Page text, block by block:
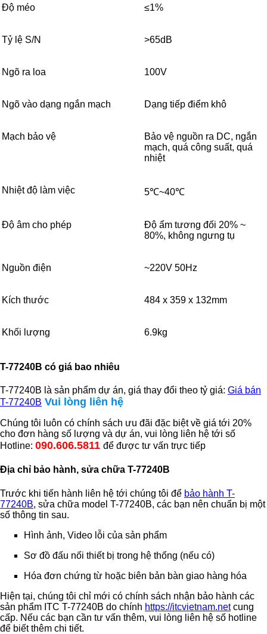
Độ méo ≤1%
Tỷ lệ S/N >65dB
Ngõ ra loa 100V
Ngõ vào dạng ngắn mạch Dạng tiếp điểm khô
Mạch bảo vệ
Bảo vệ nguồn ra DC, ngắn
mạch, quá công suất, quá
nhiệt
Nhiệt độ làm việc 5℃~40℃
Độ âm cho phép
Độ ẩm tương đối 20% ~
80%, không ngưng tụ
Nguồn điện ~220V 50Hz
Kích thước 484 x 359 x 132mm
Khối lượng 6.9kg
T-77240B có giá bao nhiêu
T-77240B là sản phẩm dự án, giá thay đổi theo tỷ giá: Giá bán
T-77240B Vui lòng liên hệ
Chúng tôi luôn có chính sách ưu đãi đặc biệt về giá tới 20%
cho đơn hàng số lượng và dự án, vui lòng liên hệ tới số
Hotline: 090.606.5811 để được tư vấn trực tiếp
Địa chỉ bảo hành, sửa chữa T-77240B
Trước khi tiến hành liên hệ tới chúng tôi để bảo hành T-
77240B, sửa chữa model T-77240B, các bạn nên chuẩn bị một
số thông tin sau.
Hình ảnh, Video lỗi của sản phẩm
Sơ đồ đấu nối thiết bị trong hệ thống (nếu có)
Hóa đơn chứng từ hoặc biên bản bàn giao hàng hóa
Hiện tại, chúng tôi chỉ mới có chính sách nhận bảo hành các
sản phẩm ITC T-77240B do chính https://itcvietnam.netcung
cấp. Nếu các bạn cần tư vấn thêm, vui lòng liên hệ số hotline
để biết thêm chi tiết.